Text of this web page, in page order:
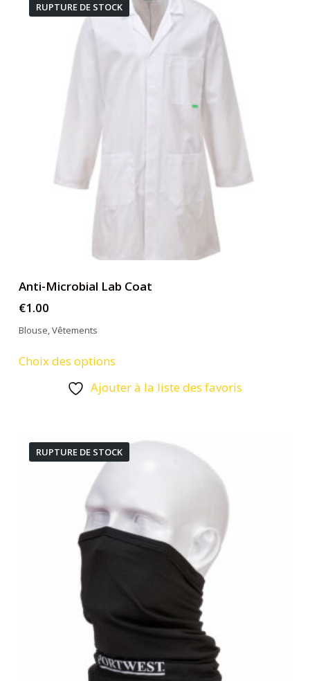
RUPTURE DE STOCK
Anti-Microbial Lab Coat
€1.00
Blouse,Vêtements
Choix des optionsCe
produit
variations.
Les
être
choisies
du
produit
Ajouter à la liste des favoris
RUPTURE DE STOCK